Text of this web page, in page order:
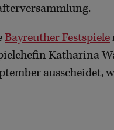
Bayreuther Festspiele
Katharina
ausscheidet,